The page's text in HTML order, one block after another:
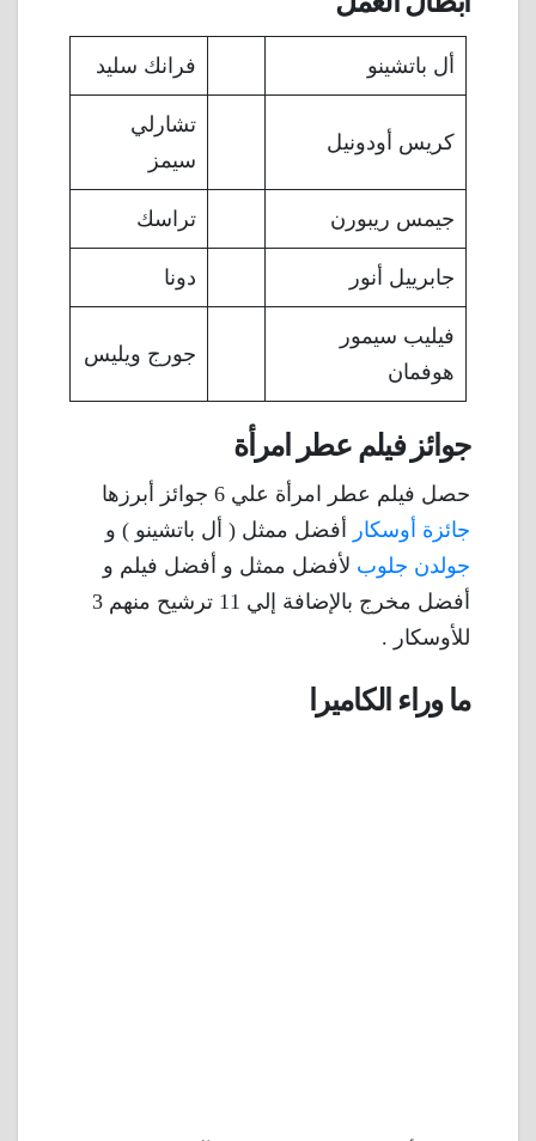
أل باتشينو فرانك سليد
كريس أودونيل
تشارلي
سيمز
جيمس ريبورن تراسك
جابرييل أنور دونا
فيليب سيمور
هوفمان
جورج ويليس
جوائز فيلم عطر امرأة
حصل فيلم عطر امرأة علي 6 جوائز أبرزها
جائزة أوسكار أفضل ممثل ( أل باتشينو ) و
جولدن جلوب لأفضل ممثل و أفضل فيلم و
أفضل مخرج بالإضافة إلي 11 ترشيح منهم 3
للأوسكار .
ما وراء الكاميرا